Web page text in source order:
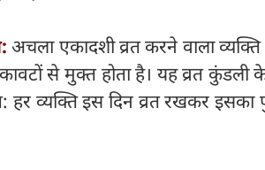
अचला एकादशी व्रत करने वाला
से मुक्त होता है। यह व्रत कुंडली के
व्यक्ति इस दिन व्रत रखकर इसका